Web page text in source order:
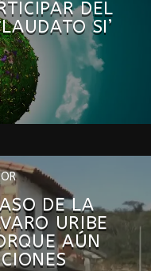
DEL
SI’
DE LA
URIBE
AÚN